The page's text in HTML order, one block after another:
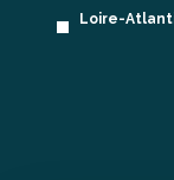
Loire-